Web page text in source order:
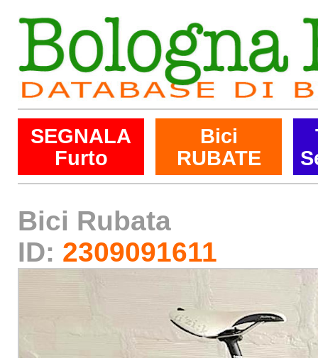
SEGNALA
Furto
Bici
RUBATE
Bici Rubata
ID: 2309091611